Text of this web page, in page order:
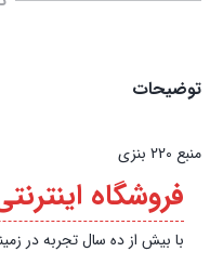
توضیحات
منبع 220 بنزی
فروشگاه
با بیش از ده سال تجربه در